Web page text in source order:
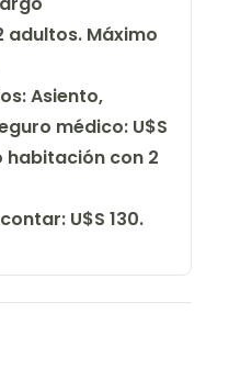
Máximo
Asiento,
médico: U$S
con 2
U$S 130.